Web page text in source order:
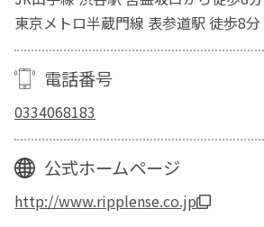
東京メトロ半蔵門線 表参道駅 徒歩8分
電話番号
0334068183
公式ホームページ
http://www.ripplense.co.jp